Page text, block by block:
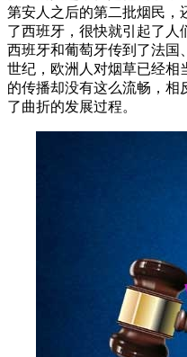
第安人之后的第二批烟民，
了西班牙，很快就引起了人
西班牙和葡萄牙传到了法国
世纪，欧洲人对烟草已经相
的传播却没有这么流畅，相
了曲折的发展过程。